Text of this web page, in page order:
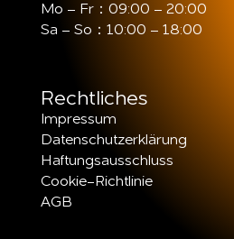
Mo – Fr：09:00 – 20:00
Sa – So：10:00 – 18:00
Rechtliches
Impressum
Datenschutzerklärung
Haftungsausschluss
Cookie-Richtlinie
AGB